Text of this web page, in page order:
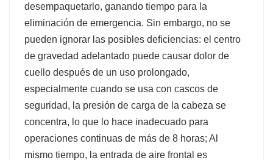
desempaquetarlo, ganando tiempo para la
eliminación de emergencia. Sin embargo, no se
pueden ignorar las posibles deficiencias: el centro
de gravedad adelantado puede causar dolor de
cuello después de un uso prolongado,
especialmente cuando se usa con cascos de
seguridad, la presión de carga de la cabeza se
concentra, lo que lo hace inadecuado para
operaciones continuas de más de 8 horas; Al
mismo tiempo, la entrada de aire frontal es